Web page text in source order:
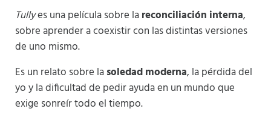
Tullyes una película sobre lareconciliación interna,
sobre aprender a coexistir con las distintas versiones
de uno mismo.
Es un relato sobre lasoledad moderna, la pérdida del
yo y la dificultad de pedir ayuda en un mundo que
exige sonreír todo el tiempo.